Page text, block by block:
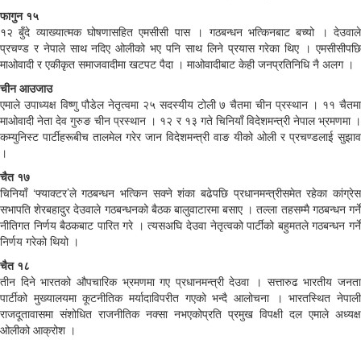
फागुन १५
१२ बुँदे व्याख्यात्मक घोषणासहित एमसीसी पास । गठबन्धन भत्किनबाट बच्यो । देउवाले
प्रचण्ड र नेपाले साथ नदिए ओलीको भए पनि साथ लिने प्रयास गरेका थिए । एमसीसीपछि
माओवादी र एकीकृत समाजवादीमा खटपट पैदा । माओवादीबाट केही जनप्रतिनिधि नै अलग ।
चीन आउजाउ
एमाले उपाध्यक्ष विष्णु पौडेल नेतृत्वमा २५ सदस्यीय टोली ७ चैतमा चीन प्रस्थान । ११ चैतमा
माओवादी नेता देव गुरुङ चीन प्रस्थान । १२ र १३ गते चिनियाँ विदेशमन्त्री नेपाल भ्रमणमा ।
कम्युनिस्ट पार्टीहरूबीच तालमेल गरेर जान विदेशमन्त्री वाङ यीको ओली र प्रचण्डलाई सुझाव
।
चैत १७
चिनियाँ ‘फ्याक्टर’ले गठबन्धन भत्किन सक्ने शंका बढेपछि प्रधानमन्त्रीसमेत रहेका कांग्रेस
सभापति शेरबहादुर देउवाले गठबन्धनको बैठक बालुवाटारमा बसाए । तल्ला तहसम्मै गठबन्धन गर्ने
नीतिगत निर्णय बैठकबाट पारित गरे । त्यसअघि देउवा नेतृत्वको पार्टीको बहुमतले गठबन्धन गर्ने
निर्णय गरेको थियो ।
चैत १८
तीन दिने भारतको औपचारिक भ्रमणमा गए प्रधानमन्त्री देउवा । सत्तारुढ भारतीय जनता
पार्टीको मुख्यालयमा कूटनीतिक मर्यादाविपरीत गएको भन्दै आलोचना । भारतस्थित नेपाली
राजदूतावासमा संशोधित राजनीतिक नक्सा नभएकोप्रति प्रमुख विपक्षी दल एमाले अध्यक्ष
ओलीको आक्रोश ।